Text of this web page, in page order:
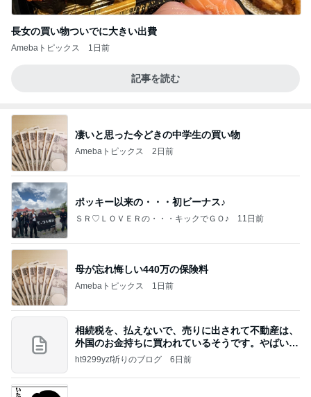
長女の買い物ついでに大きい出費
Amebaトピックス 1日前
記事を読む
凄いと思った今どきの中学生の買い物
Amebaトピックス 2日前
ポッキー以来の・・・初ビーナス♪
ＳＲ♡ＬＯＶＥＲの・・・キックでＧＯ♪ 11日前
母が忘れ悔しい440万の保険料
Amebaトピックス 1日前
相続税を、払えないで、売りに出されて不動産は、
外国のお金持ちに買われているそうです。やばいで
すよ
ht9299yzf祈りのブログ 6日前